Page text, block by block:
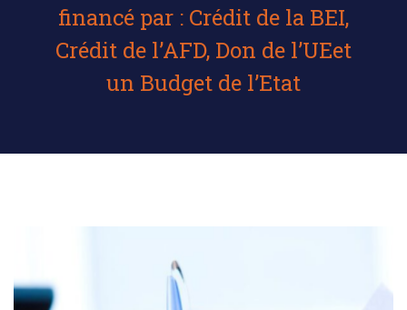
financé par : Crédit de la BEI,
Crédit de l’AFD, Don de l’UEet
un Budget de l’Etat